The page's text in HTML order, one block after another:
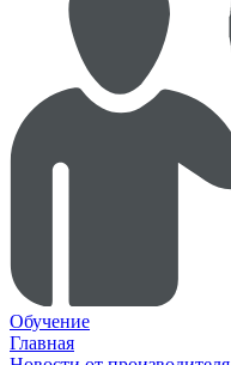
Обучение
Главная